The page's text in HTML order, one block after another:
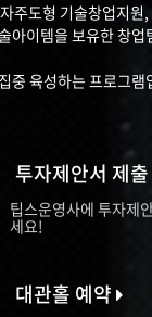
주도형 기술창업지원
아이템을 보유한 창
중 육성하는 프로그램
투자제안서 제출
팁스운영사에 투자제
세요!
대관홀 예약